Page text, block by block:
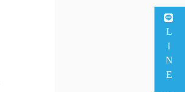
LINE客服